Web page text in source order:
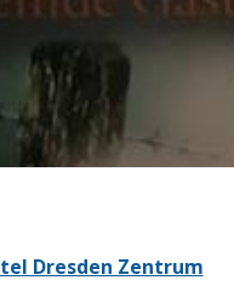
Dresden Zentrum